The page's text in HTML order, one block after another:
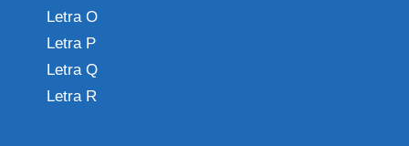
Letra O
Letra P
Letra Q
Letra R